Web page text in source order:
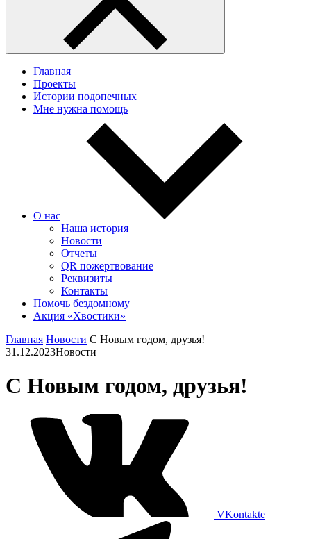
Главная
Проекты
Истории подопечных
Мне нужна помощь
О нас
Наша история
Новости
Отчеты
QR пожертвование
Реквизиты
Контакты
Помочь бездомному
Акция «Хвостики»
Главная Новости С Новым годом, друзья!
31.12.2023Новости
С Новым годом, друзья!
VKontakte